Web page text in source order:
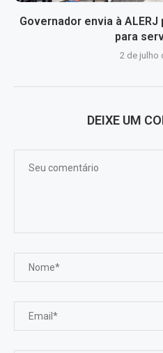
Governador envia à
para
2 de julho
DEIXE UM